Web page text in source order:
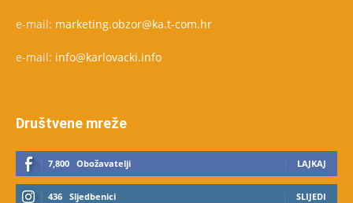
e-mail: marketing.obzor@ka.t-com.hr
e-mail: info@karlovacki.info
Društvene mreže
7,800 Obožavatelji LAJKAJ
436 Sljedbenici SLIJEDI